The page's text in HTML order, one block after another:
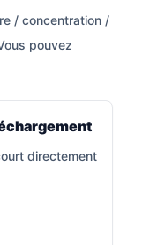
/ concentration /
pouvez
directement